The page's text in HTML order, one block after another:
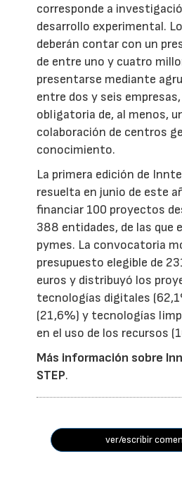
corresponde a
desarrollo experimental.
deberán contar con un
de entre uno y cuatro
presentarse mediante
entre dos y seis
obligatoria de, al menos,
colaboración de centros
conocimiento.
La primera edición de
resuelta en junio de este
financiar 100 proyectos
388 entidades, de las que
pymes. La convocatoria
presupuesto elegible de
euros y distribuyó los
tecnologías digitales
(21,6%) y tecnologías
en el uso de los recursos
Más información sobre
STEP.
ver/escribir